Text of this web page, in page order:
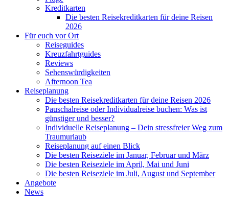
Kreditkarten
Die besten Reisekreditkarten für deine Reisen
2026
Für euch vor Ort
Reiseguides
Kreuzfahrtguides
Reviews
Sehenswürdigkeiten
Afternoon Tea
Reiseplanung
Die besten Reisekreditkarten für deine Reisen 2026
Pauschalreise oder Individualreise buchen: Was ist
günstiger und besser?
Individuelle Reiseplanung – Dein stressfreier Weg zum
Traumurlaub
Reiseplanung auf einen Blick
Die besten Reiseziele im Januar, Februar und März
Die besten Reiseziele im April, Mai und Juni
Die besten Reiseziele im Juli, August und September
Angebote
News